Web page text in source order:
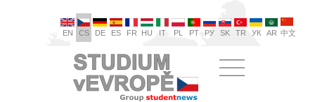
EN CS DE ES FR HU IT PL PT РУ SK TR УК AR 中文